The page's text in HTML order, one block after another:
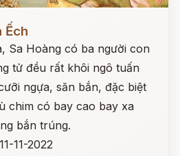
Ếch
Sa Hoàng có ba người con
tử đều rất khôi ngô tuấn
ngựa, săn bắn, đặc biệt
chim có bay cao bay xa
bắn trúng.
11-11-2022